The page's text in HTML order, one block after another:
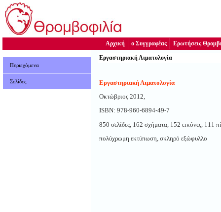
Αρχική ο Συγγραφέας Ερωτήσεις
Περιεχόμενα
Σελίδες
Εργαστηριακή Αιματολογία
Εργαστηριακή Αιματολογία
Οκτώβριος 2012,
ISBN: 978-960-6894-49-7
850 σελίδες, 162 σχήματα, 152 εικόνες, 111
πολύχρωμη εκτύπωση, σκληρό εξώφυλλο